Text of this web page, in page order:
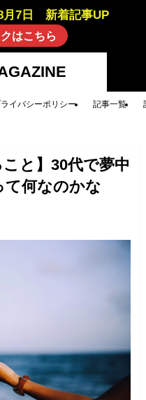
月7日 新着記事UP
はこちら
イバシーポリシー 記事一覧
こと】30代で夢中
て何なのかな